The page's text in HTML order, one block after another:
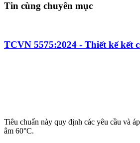
Tin cùng chuyên mục
TCVN 5575:2024 - Thiết kế kết
Tiêu chuẩn này quy định các yêu cầu và
âm 60°C.